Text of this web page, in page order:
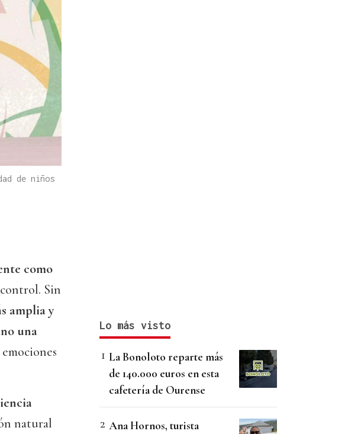
de niños
como
Sin
amplia y
una
natural
Lo más visto
La Bonoloto reparte más
de 140.000 euros en esta
cafetería de Ourense
Ana Hornos, turista